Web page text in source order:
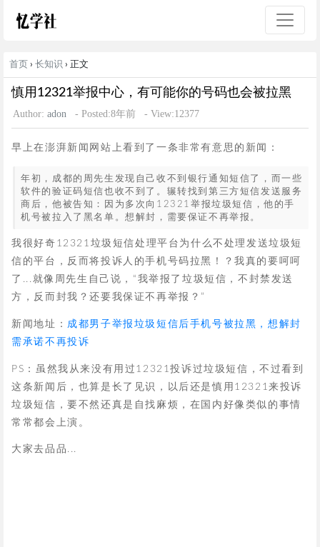
首页 › 长知识 › 正文
慎用12321举报中心，有可能你的号码也会被拉黑
Author: adon - Posted:8年前 - View:12377
早上在澎湃新闻网站上看到了一条非常有意思的新闻：
年初，成都的周先生发现自己收不到银行通知短信了，而一些
软件的验证码短信也收不到了。辗转找到第三方短信发送服务
商后，他被告知：因为多次向12321举报垃圾短信，他的手
机号被拉入了黑名单。想解封，需要保证不再举报。
我很好奇12321垃圾短信处理平台为什么不处理发送垃圾短
信的平台，反而将投诉人的手机号码拉黑！？我真的要呵呵
了...就像周先生自己说，“我举报了垃圾短信，不封禁发送
方，反而封我？还要我保证不再举报？”
新闻地址： 成都男子举报垃圾短信后手机号被拉黑，想解封
需承诺不再投诉
PS：虽然我从来没有用过12321投诉过垃圾短信，不过看到
这条新闻后，也算是长了见识，以后还是慎用12321来投诉
垃圾短信，要不然还真是自找麻烦，在国内好像类似的事情
常常都会上演。
大家去品品...